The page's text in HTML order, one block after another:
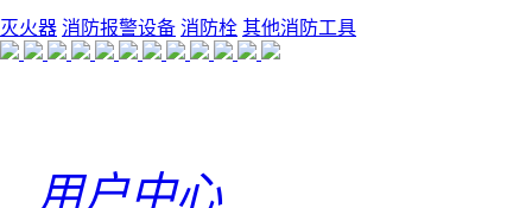
灭火器 消防报警设备 消防栓 其他消防工具
用户中心